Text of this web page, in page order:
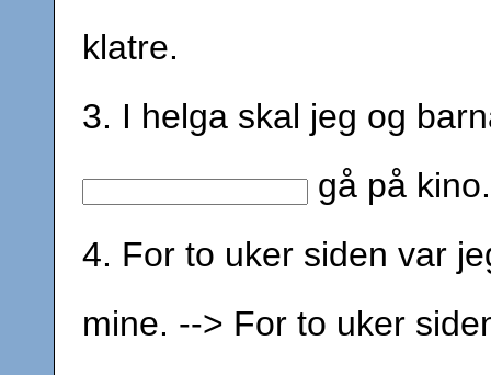
klatre.
3. I helga skal jeg og
gå på kino.
4. For to uker siden var
mine. --> For to uker